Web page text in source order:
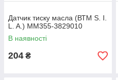
Датчик тиску масла (ВТМ S. I.
L. A.) ММ355-3829010
В наявності
204 ₴